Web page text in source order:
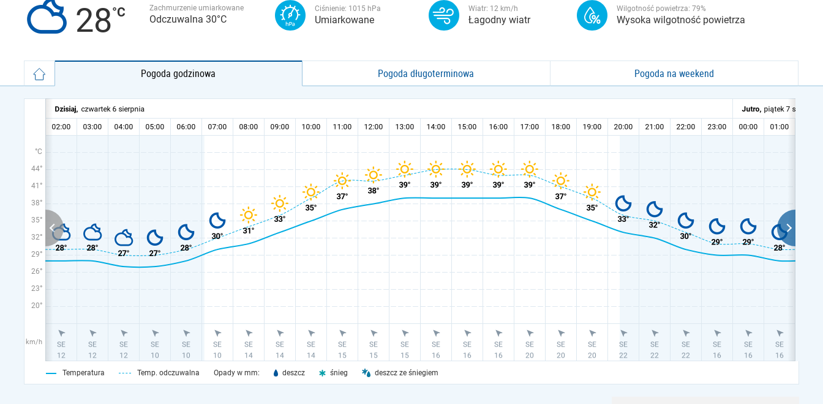
28 Zachmurzenie umiarkowane
Odczuwalna 30°C
Ciśnienie: 1015 hPa
Umiarkowane
Wiatr: 12 km/h
Łagodny wiatr
Wilgotność powietrza: 79%
Wysoka wilgotność powietrza
Pogoda godzinowa Pogoda długoterminowa Pogoda na weekend
°C
44°
41°
38°
35°
32°
29°
26°
23°
20°
km/h
Temperatura Temp. odczuwalna Opady w mm: deszcz śnieg deszcz ze śniegiem